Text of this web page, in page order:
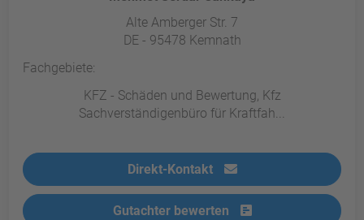
Alte Amberger Str. 7
DE - 95478 Kemnath
Fachgebiete:
KFZ - Schäden und Bewertung, Kfz
Sachverständigenbüro für Kraftfah...
Direkt-Kontakt
Gutachter bewerten